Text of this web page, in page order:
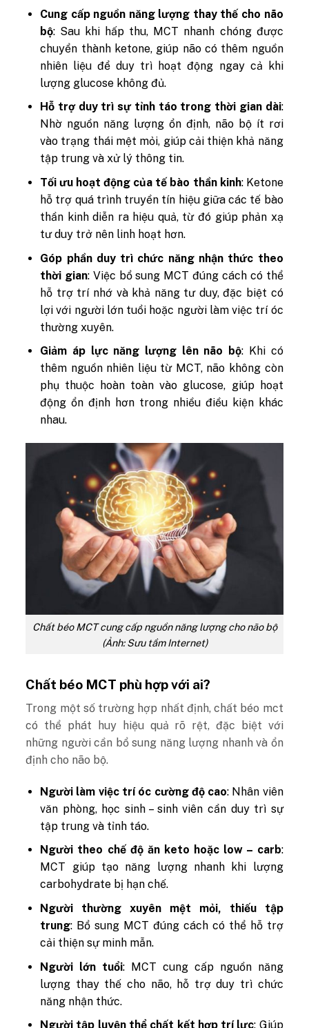
Cung cấp nguồn năng lượng thay thế cho não
bộ: Sau khi hấp thu, MCT nhanh chóng được
chuyển thành ketone, giúp não có thêm nguồn
nhiên liệu để duy trì hoạt động ngay cả khi
lượng glucose không đủ.
Hỗ trợ duy trì sự tỉnh táo trong thời gian dài:
Nhờ nguồn năng lượng ổn định, não bộ ít rơi
vào trạng thái mệt mỏi, giúp cải thiện khả năng
tập trung và xử lý thông tin.
Tối ưu hoạt động của tế bào thần kinh: Ketone
hỗ trợ quá trình truyền tín hiệu giữa các tế bào
thần kinh diễn ra hiệu quả, từ đó giúp phản xạ
tư duy trở nên linh hoạt hơn.
Góp phần duy trì chức năng nhận thức theo
thời gian: Việc bổ sung MCT đúng cách có thể
hỗ trợ trí nhớ và khả năng tư duy, đặc biệt có
lợi với người lớn tuổi hoặc người làm việc trí óc
thường xuyên.
Giảm áp lực năng lượng lên não bộ: Khi có
thêm nguồn nhiên liệu từ MCT, não không còn
phụ thuộc hoàn toàn vào glucose, giúp hoạt
động ổn định hơn trong nhiều điều kiện khác
nhau.
Chất béo MCT cung cấp nguồn năng lượng cho não bộ
(Ảnh: Sưu tầm Internet)
Chất béo MCT phù hợp với ai?
Trong một số trường hợp nhất định, chất béo mct
có thể phát huy hiệu quả rõ rệt, đặc biệt với
những người cần bổ sung năng lượng nhanh và ổn
định cho não bộ.
Người làm việc trí óc cường độ cao: Nhân viên
văn phòng, học sinh – sinh viên cần duy trì sự
tập trung và tỉnh táo.
Người theo chế độ ăn keto hoặc low – carb:
MCT giúp tạo năng lượng nhanh khi lượng
carbohydrate bị hạn chế.
Người thường xuyên mệt mỏi, thiếu tập
trung: Bổ sung MCT đúng cách có thể hỗ trợ
cải thiện sự minh mẫn.
Người lớn tuổi: MCT cung cấp nguồn năng
lượng thay thế cho não, hỗ trợ duy trì chức
năng nhận thức.
Người tập luyện thể chất kết hợp trí lực: Giúp